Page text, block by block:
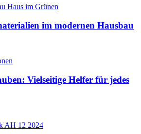
im modernen Hausbau
Vielseitige Helfer für jedes